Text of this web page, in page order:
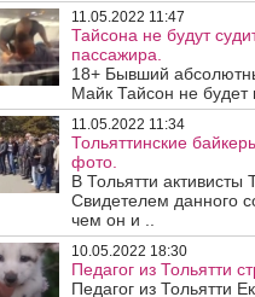
11.05.2022 11:47
Тайсона не будут
пассажира.
18+ Бывший
Майк Тайсон не будет
11.05.2022 11:34
Тольяттинские
фото.
В Тольятти
Свидетелем данного
чем он и ..
10.05.2022 18:30
Педагог из Тольятти
Педагог из Тольятти